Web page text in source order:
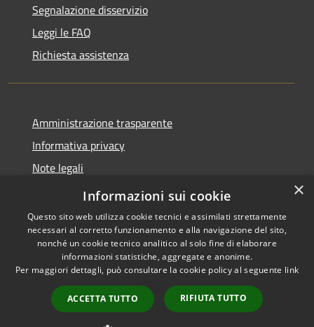
Segnalazione disservizio
Leggi le FAQ
Richiesta assistenza
Amministrazione trasparente
Informativa privacy
Note legali
Dichiarazione di accessibilità
Accessibilità
Copyright © 2026 • Comune di
Fara Gera d'Adda • Powered by
Municipium•
Accesso
redazione
×
Informazioni sui cookie
Questo sito web utilizza cookie tecnici e assimilati strettamente
necessari al corretto funzionamento e alla navigazione del sito,
nonché un cookie tecnico analitico al solo fine di elaborare
informazioni statistiche, aggregate e anonime.
Per maggiori dettagli, può consultare la cookie policy al seguente link
ACCETTA TUTTO RIFIUTA TUTTO